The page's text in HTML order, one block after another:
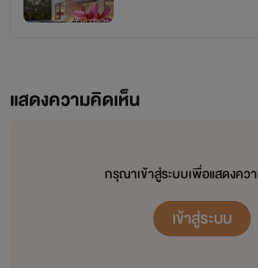
แสดงความคิดเห็น
กรุณาเข้าสู่ระบบเพื่อแสดงคว
เข้าสู่ระบบ